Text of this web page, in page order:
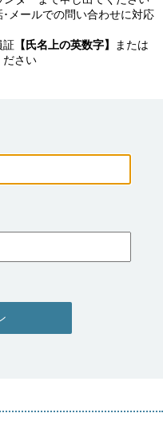
メールでの問い合わせに対応
証 【氏名上の英数字】
または